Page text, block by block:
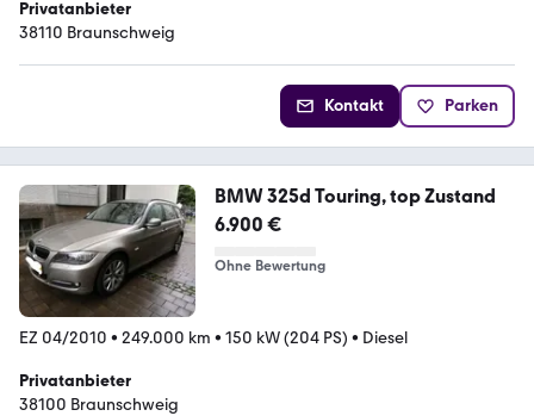
Privatanbieter
38110 Braunschweig
Kontakt Parken
BMW 325d Touring, top Zustand
6.900 €
Ohne Bewertung
EZ 04/2010 • 249.000 km • 150 kW (204 PS) • Diesel
Privatanbieter
38100 Braunschweig